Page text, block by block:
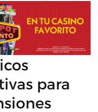
para